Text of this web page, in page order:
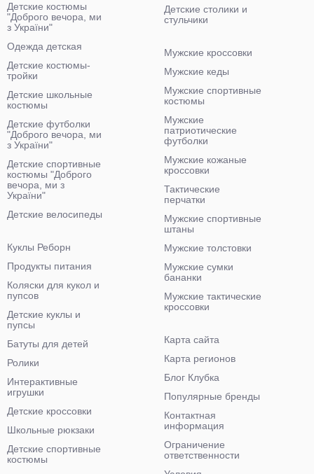
Детские столики и
стульчики
Детские костюмы
"Доброго вечора, ми
з України"
Одежда детская
Детские костюмы-
тройки
Детские школьные
костюмы
Детские футболки
"Доброго вечора, ми
з України"
Детские спортивные
костюмы "Доброго
вечора, ми з
України"
Детские велосипеды
Мужские кроссовки
Мужские кеды
Мужские спортивные
костюмы
Мужские
патриотические
футболки
Мужские кожаные
кроссовки
Тактические
перчатки
Мужские спортивные
штаны
Мужские толстовки
Мужские сумки
бананки
Мужские тактические
кроссовки
Куклы Реборн
Продукты питания
Коляски для кукол и
пупсов
Детские куклы и
пупсы
Батуты для детей
Ролики
Интерактивные
игрушки
Детские кроссовки
Школьные рюкзаки
Детские спортивные
костюмы
Карта сайта
Карта регионов
Блог Клубка
Популярные бренды
Контактная
информация
Ограничение
ответственности